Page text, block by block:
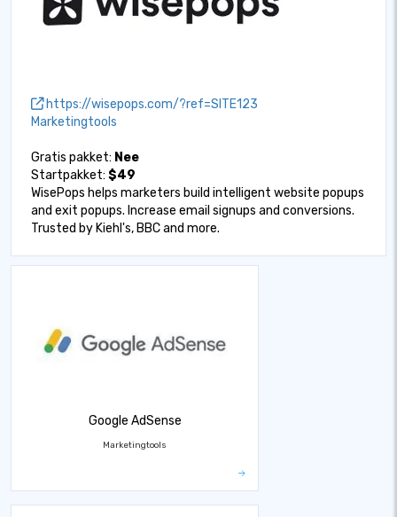
https://wisepops.com/?ref=SITE123
Marketingtools
Gratis pakket: Nee
Startpakket: $49
WisePops helps marketers build intelligent website popups
and exit popups. Increase email signups and conversions.
Trusted by Kiehl's, BBC and more.
Google AdSense
Marketingtools